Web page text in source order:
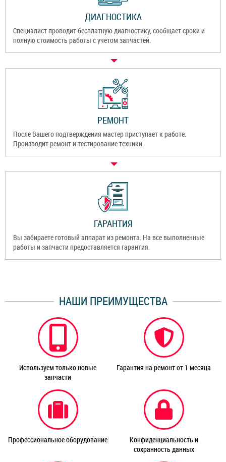
ДИАГНОСТИКА
Специалист проводит бесплатную диагностику, сообщает сроки и
полную стоимость работы с учетом запчастей.
РЕМОНТ
После Вашего подтверждения мастер приступает к работе.
Производит ремонт и тестирование техники.
ГАРАНТИЯ
Вы забираете готовый аппарат из ремонта. На все выполненные
работы и запчасти предоставляется гарантия.
НАШИ ПРЕИМУЩЕСТВА
Используем только новые
запчасти
Гарантия на ремонт от 1 месяца
Профессиональное оборудование
Конфиденциальность и
сохранность данных